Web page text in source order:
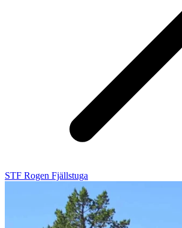
STF Rogen Fjällstuga